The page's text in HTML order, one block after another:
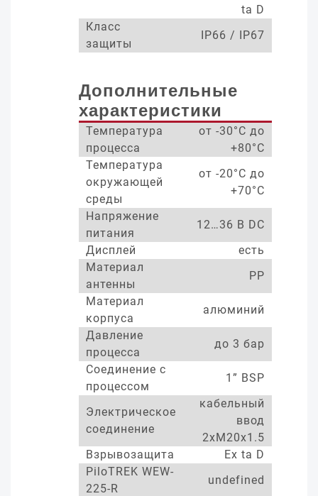
ta D
Класс
защиты
IP66 / IP67
Дополнительные
характеристики
Температура
процесса
от -30°С до
+80°С
Температура
окружающей
среды
от -20°С до
+70°С
Напряжение
питания
12…36 В DC
Дисплей
есть
Материал
антенны
PP
Материал
корпуса
алюминий
Давление
процесса
до 3 бар
Соединение с
процессом
1” BSP
Электрическое
соединение
кабельный
ввод
2xM20x1.5
Взрывозащита
Ex ta D
PiloTREK WEW-
225-R
undefined